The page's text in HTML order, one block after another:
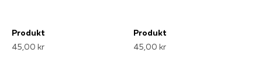
Produkt
45,00 kr
Produkt
45,00 kr